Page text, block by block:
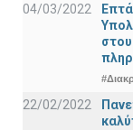
04/03/2022
22/02/2022